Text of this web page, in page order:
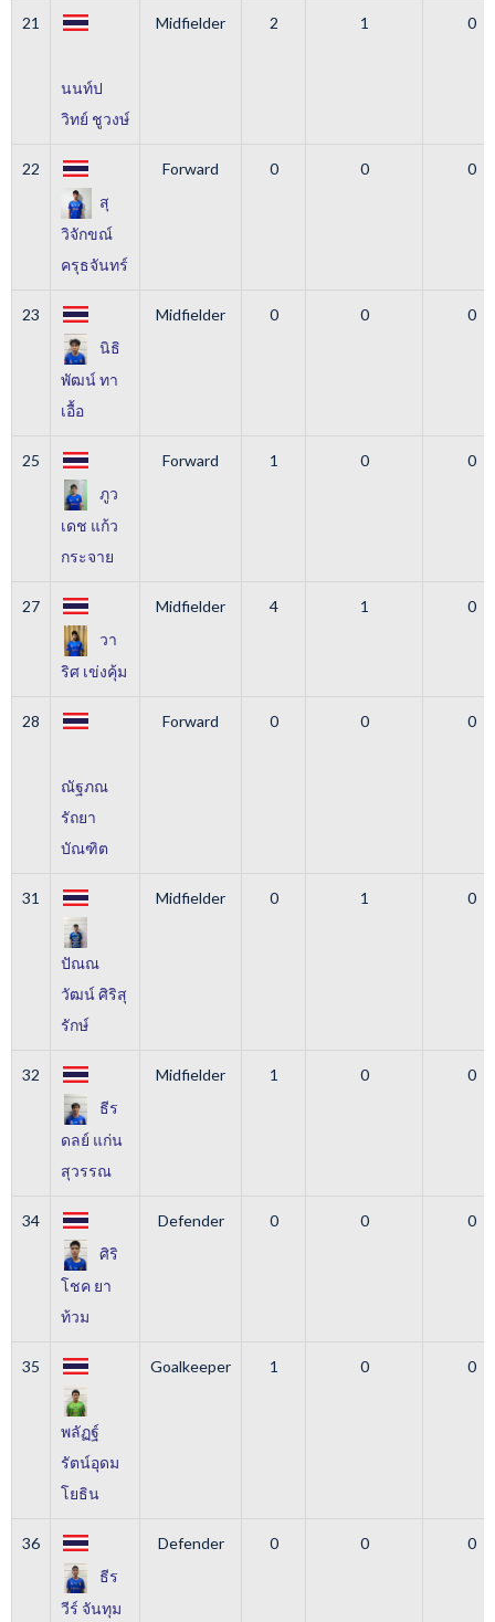
21
นนท์ป
วิทย์ ชูวงษ์
Midfielder 2 1 0
22
สุ
วิจักขณ์
ครุธจันทร์
Forward 0 0 0
23
นิธิ
พัฒน์ ทา
เอื้อ
Midfielder 0 0 0
25
ภูว
เดช แก้ว
กระจาย
Forward 1 0 0
27
วา
ริศ เข่งคุ้ม
Midfielder 4 1 0
28
ณัฐภณ
รัถยา
บัณฑิต
Forward 0 0 0
31
ปัณณ
วัฒน์ ศิริสุ
รักษ์
Midfielder 0 1 0
32
ธีร
ดลย์ แก่น
สุวรรณ
Midfielder 1 0 0
34
ศิริ
โชค ยา
ท้วม
Defender 0 0 0
35
พลัฏฐ์
รัตน์อุดม
โยธิน
Goalkeeper 1 0 0
36
ธีร
วีร์ จันทุม
Defender 0 0 0